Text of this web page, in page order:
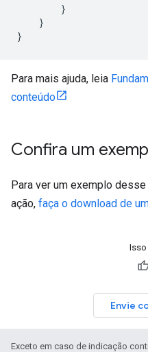
}
}
}
Para mais ajuda, leia
conteúdo
Confira um
Para ver um exemplo
ação, faça o download de
Isso
Envie
Exceto em caso de indicação